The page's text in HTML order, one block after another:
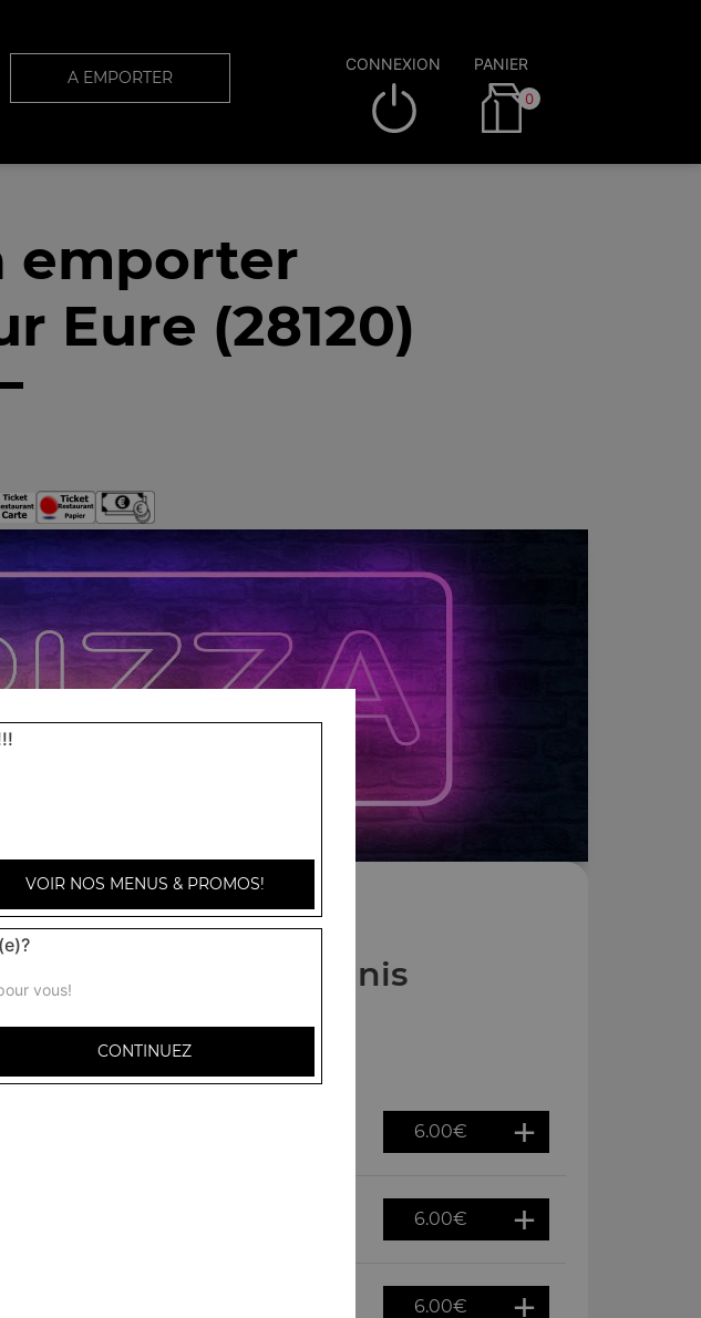
A EMPORTER
CONNEXION PANIER
0
emporter
Eure (28120)
Nos Paninis
6.00€
6.00€
6.00€
VOIR NOS MENUS & PROMOS!
vous!
CONTINUEZ